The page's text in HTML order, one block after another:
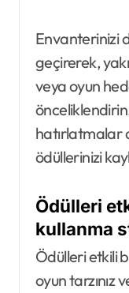
Envanterinizi
geçirerek,
veya oyun
hatırlatmalar
ödüllerinizi
Ödülleri
kullanma
Ödülleri etkili
oyun tarzınız